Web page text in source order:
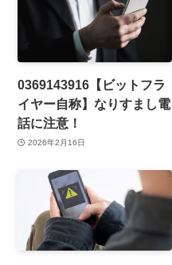
0369143916【ビットフラ
イヤー自称】なりすまし電
話に注意！
2026年2月16日